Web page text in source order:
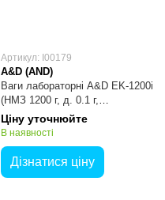
Артикул: I00179
A&D (AND)
Ваги лабораторні A&D EK-1200i
(НМЗ 1200 г, д. 0.1 г,
платформа 133х170 мм)
Ціну уточнюйте
В наявності
Дізнатися ціну